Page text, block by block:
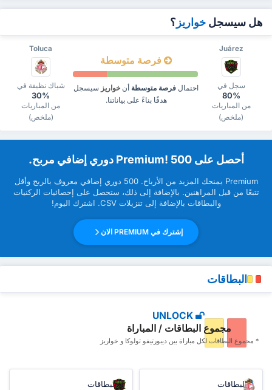
هل سيسجل خواريز ؟
Toluca Juárez
شباك نظيفة في
30%
من المباريات
(ملخص)
فرصة متوسطة
احتمال فرصة متوسطة أن خواريز سيسجل
هدفًا بناءً على بياناتنا.
سجل في
80%
من المباريات
(ملخص)
‏أحصل على Premium! 500 دوري إضافي مربح.
Premium ‏يمنحك المزيد من ‏الأرباح. 500 دوري إضافي معروف بالربح وأقل
تتبعًا من قبل ‏المراهنين. بالإضافة إلى ذلك، ستحصل على إحصائيات الركنيات
والبطاقات بالإضافة إلى تنزيلات CSV. اشترك اليوم!
إشترك في PREMIUM الان
البطاقات
UNLOCK
مجموع البطاقات / المباراة
* مجموع البطاقات ‏لكل مباراة بين ديبورتيفو تولوكا و خواريز
البطاقات البطاقات